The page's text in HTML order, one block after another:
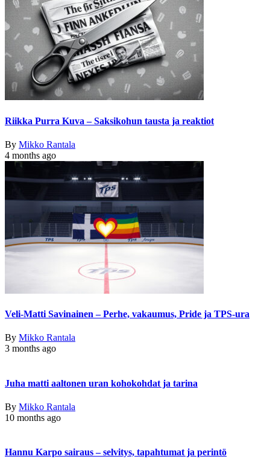
Riikka Purra Kuva – Saksikohun tausta ja reaktiot
By Mikko Rantala
4 months ago
Veli-Matti Savinainen – Perhe, vakaumus, Pride ja TPS-ura
By Mikko Rantala
3 months ago
Juha matti aaltonen uran kohokohdat ja tarina
By Mikko Rantala
10 months ago
Hannu Karpo sairaus – selvitys, tapahtumat ja perintö